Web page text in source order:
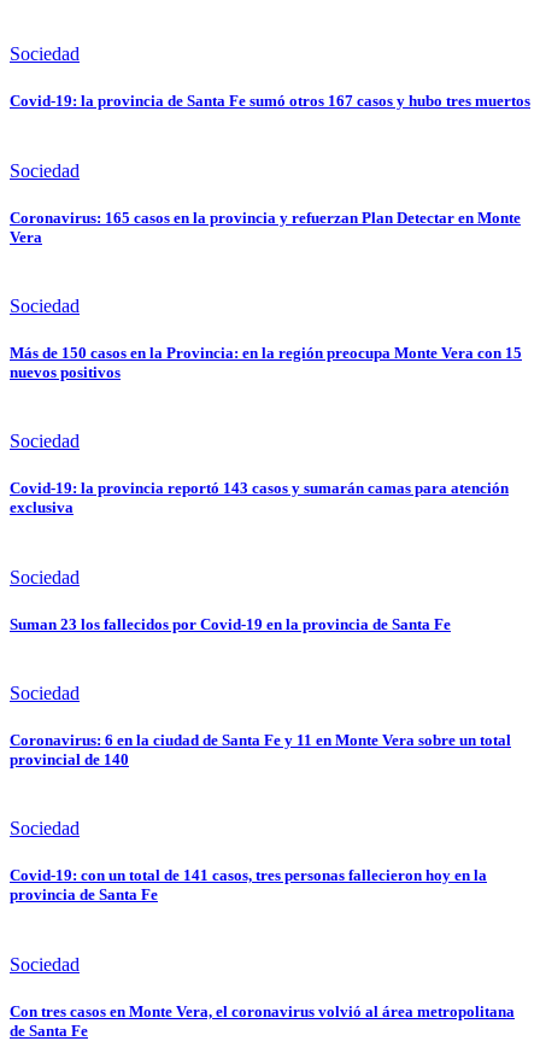
Sociedad
Covid-19: la provincia de Santa Fe sumó otros 167 casos y hubo tres muertos
Sociedad
Coronavirus: 165 casos en la provincia y refuerzan Plan Detectar en Monte
Vera
Sociedad
Más de 150 casos en la Provincia: en la región preocupa Monte Vera con 15
nuevos positivos
Sociedad
Covid-19: la provincia reportó 143 casos y sumarán camas para atención
exclusiva
Sociedad
Suman 23 los fallecidos por Covid-19 en la provincia de Santa Fe
Sociedad
Coronavirus: 6 en la ciudad de Santa Fe y 11 en Monte Vera sobre un total
provincial de 140
Sociedad
Covid-19: con un total de 141 casos, tres personas fallecieron hoy en la
provincia de Santa Fe
Sociedad
Con tres casos en Monte Vera, el coronavirus volvió al área metropolitana
de Santa Fe